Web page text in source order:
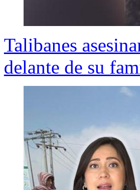
Talibanes
delante de su